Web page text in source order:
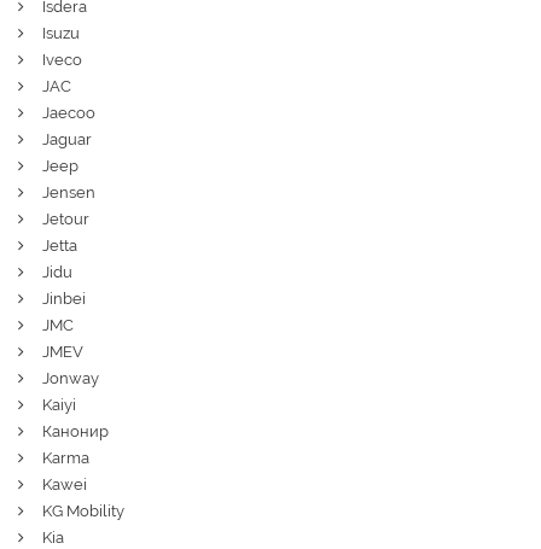
Isdera
Isuzu
Iveco
JAC
Jaecoo
Jaguar
Jeep
Jensen
Jetour
Jetta
Jidu
Jinbei
JMC
JMEV
Jonway
Kaiyi
Канонир
Karma
Kawei
KG Mobility
Kia